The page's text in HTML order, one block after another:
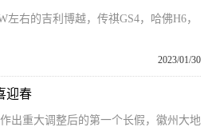
左右的吉利博越，传祺GS4，哈佛H6，
2023/01/30
迎春
出重大调整后的第一个长假，徽州大地